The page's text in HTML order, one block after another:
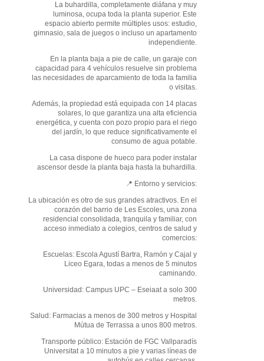
La buhardilla, completamente diáfana y muy
luminosa, ocupa toda la planta superior. Este
espacio abierto permite múltiples usos: estudio,
gimnasio, sala de juegos o incluso un apartamento
independiente.
En la planta baja a pie de calle, un garaje con
capacidad para 4 vehículos resuelve sin problema
las necesidades de aparcamiento de toda la familia
o visitas.
Además, la propiedad está equipada con 14 placas
solares, lo que garantiza una alta eficiencia
energética, y cuenta con pozo propio para el riego
del jardín, lo que reduce significativamente el
consumo de agua potable.
La casa dispone de hueco para poder instalar
ascensor desde la planta baja hasta la buhardilla.
📍 Entorno y servicios:
La ubicación es otro de sus grandes atractivos. En el
corazón del barrio de Les Escoles, una zona
residencial consolidada, tranquila y familiar, con
acceso inmediato a colegios, centros de salud y
comercios:
Escuelas: Escola Agustí Bartra, Ramón y Cajal y
Liceo Egara, todas a menos de 5 minutos
caminando.
Universidad: Campus UPC – Eseiaat a solo 300
metros.
Salud: Farmacias a menos de 300 metros y Hospital
Mútua de Terrassa a unos 800 metros.
Transporte público: Estación de FGC Vallparadís
Universitat a 10 minutos a pie y varias líneas de